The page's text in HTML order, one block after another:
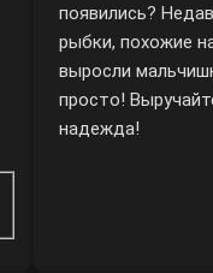
появились?
рыбки, похожие
выросли
просто!
надежда!